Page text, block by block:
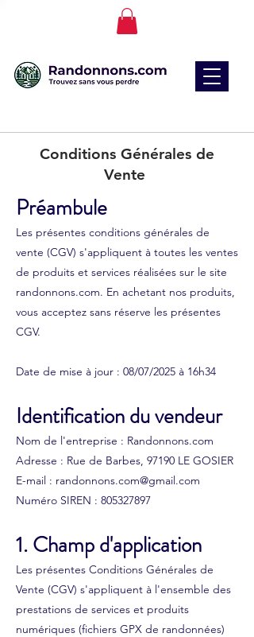
Conditions Générales de
Vente
Préambule
Les présentes conditions générales de
vente (CGV) s'appliquent à toutes les ventes
de produits et services réalisées sur le site
randonnons.com. En achetant nos produits,
vous acceptez sans réserve les présentes
CGV.
Date de mise à jour : 08/07/2025 à 16h34
Identification du vendeur
Nom de l'entreprise : Randonnons.com
Adresse : Rue de Barbes, 97190 LE GOSIER
E-mail : randonnons.com@gmail.com
Numéro SIREN : 805327897
1. Champ d'application
Les présentes Conditions Générales de
Vente (CGV) s'appliquent à l'ensemble des
prestations de services et produits
numériques (fichiers GPX de randonnées)